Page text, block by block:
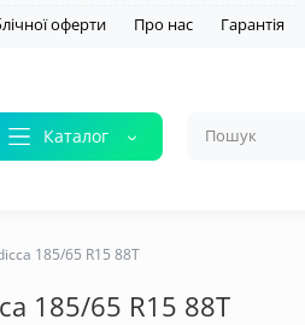
оферти Про нас Гарантія
Каталог
185/65 R15 88T
185/65 R15 88T